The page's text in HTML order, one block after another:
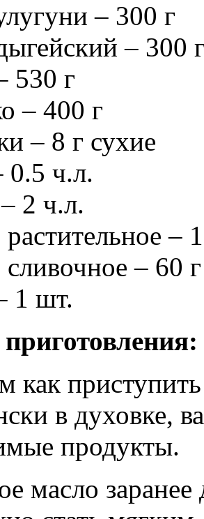
– 300 г
– 300
530 г
– 400 г
– 8 г сухие
0.5 ч.л.
2 ч.л.
–
– 60 г
1 шт.
как
в духовке,
продукты.
масло